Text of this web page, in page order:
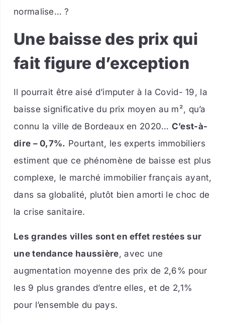
normalise… ?
Une baisse des prix qui
fait figure d’exception
Il pourrait être aisé d’imputer à la Covid- 19, la
baisse significative du prix moyen au m², qu’a
connu la ville de Bordeaux en 2020… C’est-à-
dire – 0,7%. Pourtant, les experts immobiliers
estiment que ce phénomène de baisse est plus
complexe, le marché immobilier français ayant,
dans sa globalité, plutôt bien amorti le choc de
la crise sanitaire.
Les grandes villes sont en effet restées sur
une tendance haussière, avec une
augmentation moyenne des prix de 2,6% pour
les 9 plus grandes d’entre elles, et de 2,1%
pour l’ensemble du pays.